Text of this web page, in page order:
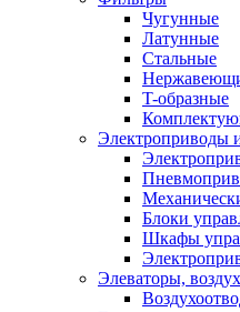
Чугунные
Латунные
Стальные
T-образные
Электроприводы
Блоки
Шкафы
Элеваторы,